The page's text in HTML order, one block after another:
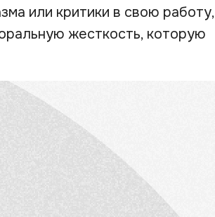
или критики в свою работу,
жесткость, которую